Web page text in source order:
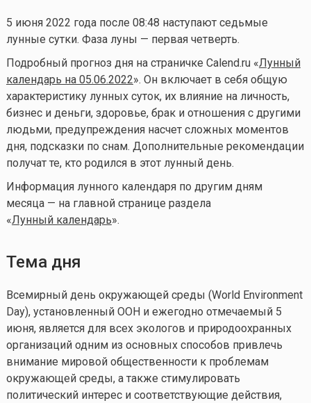
5 июня 2022 года после 08:48 наступают седьмые
лунные сутки. Фаза луны — первая четверть.
Подробный прогноз дня на страничке Calend.ru «Лунный
календарь на 05.06.2022». Он включает в себя общую
характеристику лунных суток, их влияние на личность,
бизнес и деньги, здоровье, брак и отношения с другими
людьми, предупреждения насчет сложных моментов
дня, подсказки по снам. Дополнительные рекомендации
получат те, кто родился в этот лунный день.
Информация лунного календаря по другим дням
месяца — на главной странице раздела
«Лунный календарь».
Тема дня
Всемирный день окружающей среды (World Environment
Day), установленный ООН и ежегодно отмечаемый 5
июня, является для всех экологов и природоохранных
организаций одним из основных способов привлечь
внимание мировой общественности к проблемам
окружающей среды, а также стимулировать
политический интерес и соответствующие действия,